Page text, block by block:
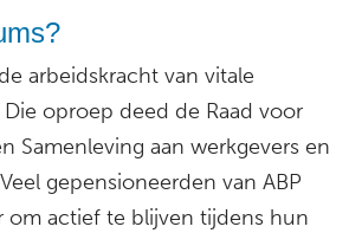
arbeidskracht van vitale
Die oproep deed de Raad voor
Samenleving aan werkgevers en
gepensioneerden van ABP
om actief te blijven tijdens hun